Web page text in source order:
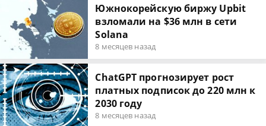
Южнокорейскую биржу Upbit
взломали на $36 млн в сети
Solana
8 месяцев назад
ChatGPT прогнозирует рост
платных подписок до 220 млн к
2030 году
8 месяцев назад